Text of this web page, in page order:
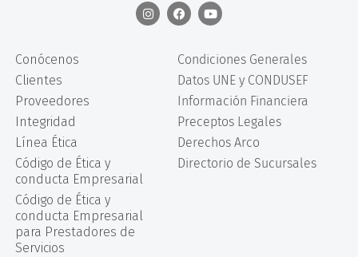
Conócenos
Clientes
Proveedores
Integridad
Línea Ética
Código de Ética y
conducta Empresarial
Código de Ética y
conducta Empresarial
para Prestadores de
Servicios
Condiciones Generales
Datos UNE y CONDUSEF
Información Financiera
Preceptos Legales
Derechos Arco
Directorio de Sucursales